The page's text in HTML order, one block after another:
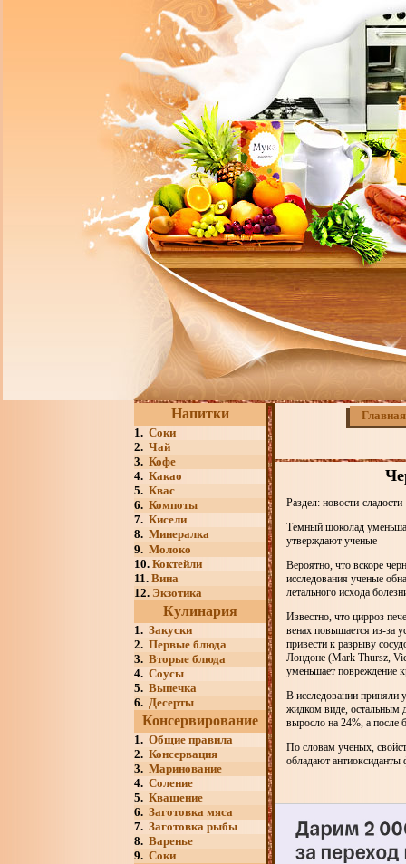
Напитки
1. Соки
2. Чай
3. Кофе
4. Какао
5. Квас
6. Компоты
7. Кисели
8. Минералка
9. Молоко
10. Коктейли
11. Вина
12. Экзотика
Кулинария
1. Закуски
2. Первые блюда
3. Вторые блюда
4. Соусы
5. Выпечка
6. Десерты
Консервирование
1. Общие правила
2. Консервация
3. Маринование
4. Соление
5. Квашение
6. Заготовка мяса
7. Заготовка рыбы
8. Варенье
9. Соки
Главная
Раздел: новости-сладости
Темный шоколад
утверждают ученые
Вероятно, что вскоре
исследования ученые
летального исхода
Известно, что цирроз
венах повышается из-за
привести к разрыву
Лондоне (Mark Thursz,
уменьшает повреждение
В исследовании приняли
жидком виде, остальным
выросло на 24%, а после
По словам ученых,
обладают